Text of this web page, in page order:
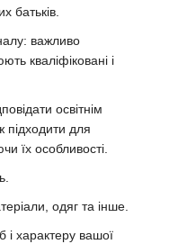
батьків.
важливо
кваліфіковані і
освітнім
для
їх особливості.
одяг та інше.
і характеру вашої